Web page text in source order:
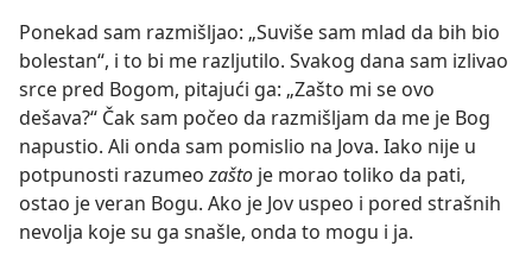
Ponekad sam razmišljao: „Suviše sam mlad da bih bio
bolestan“, i to bi me razljutilo. Svakog dana sam izlivao
srce pred Bogom, pitajući ga: „Zašto mi se ovo
dešava?“ Čak sam počeo da razmišljam da me je Bog
napustio. Ali onda sam pomislio na Jova. Iako nije u
potpunosti razumeozašto je morao toliko da pati,
ostao je veran Bogu. Ako je Jov uspeo i pored strašnih
nevolja koje su ga snašle, onda to mogu i ja.